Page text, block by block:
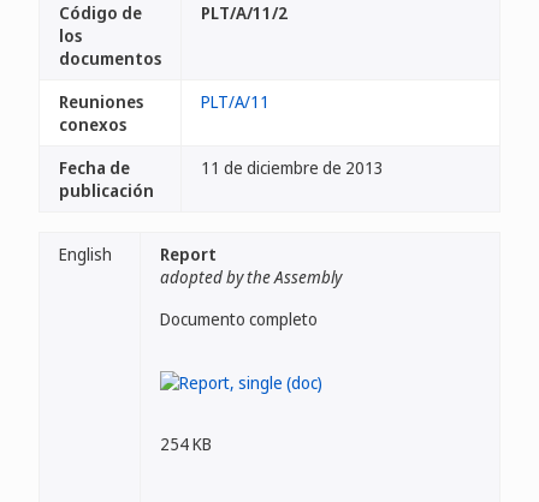
Código de
los
documentos
PLT/A/11/2
Reuniones
conexos
PLT/A/11
Fecha de
publicación
11 de diciembre de 2013
English
Report
adopted by the Assembly
Documento completo
254 KB